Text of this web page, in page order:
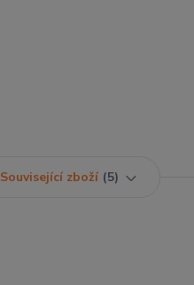
Související zboží 5